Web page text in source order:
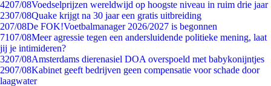
4207/08Voedselprijzen wereldwijd op hoogste niveau in ruim drie jaar
2307/08Quake krijgt na 30 jaar een gratis uitbreiding
207/08De FOK!Voetbalmanager 2026/2027 is begonnen
7107/08Meer agressie tegen een andersluidende politieke mening, laat
jij je intimideren?
3207/08Amsterdams dierenasiel DOA overspoeld met babykonijntjes
2907/08Kabinet geeft bedrijven geen compensatie voor schade door
laagwater